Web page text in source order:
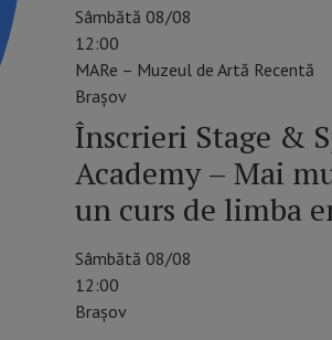
Sâmbătă 08/08
12:00
MARe – Muzeul de Artă Recentă
Braşov
Înscrieri Stage &
Academy – Mai
un curs de limba
Sâmbătă 08/08
12:00
Brașov